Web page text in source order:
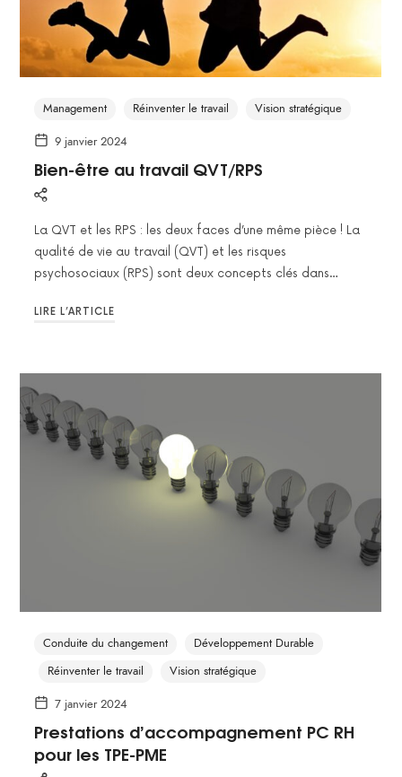
Management Réinventer le travail Vision stratégique
9 janvier 2024
Bien-être au travail QVT/RPS
La QVT et les RPS : les deux faces d’une même pièce ! La
qualité de vie au travail (QVT) et les risques
psychosociaux (RPS) sont deux concepts clés dans…
LIRE L’ARTICLE
Conduite du changement
Développement Durable
Réinventer le travail
Vision stratégique
7 janvier 2024
Prestations d’accompagnement PC RH
pour les TPE-PME